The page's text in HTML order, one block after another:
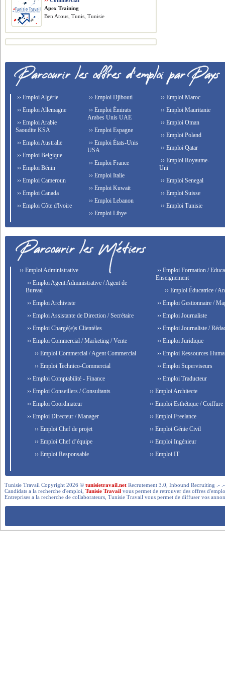
Apex Training
Ben Arous, Tunis, Tunisie
›› Emploi Algérie
›› Emploi Allemagne
›› Emploi Arabie
Saoudite KSA
›› Emploi Australie
›› Emploi Belgique
›› Emploi Bénin
›› Emploi Cameroun
›› Emploi Canada
›› Emploi Côte d'Ivoire
›› Emploi Djibouti
›› Emploi Émirats
Arabes Unis UAE
›› Emploi Espagne
›› Emploi États-Unis
USA
›› Emploi France
›› Emploi Italie
›› Emploi Kuwait
›› Emploi Lebanon
›› Emploi Libye
›› Emploi Maroc
›› Emploi Mauritanie
›› Emploi Oman
›› Emploi Poland
›› Emploi Qatar
›› Emploi Royaume-
Uni
›› Emploi Senegal
›› Emploi Suisse
›› Emploi Tunisie
›› Emploi Administrative
›› Emploi Agent Administrative / Agent de
Bureau
›› Emploi Archiviste
›› Emploi Assistante de Direction / Secrétaire
›› Emploi Chargé(e)s Clientèles
›› Emploi Commercial / Marketing / Vente
›› Emploi Commercial / Agent Commercial
›› Emploi Technico-Commercial
›› Emploi Comptabilité - Finance
›› Emploi Conseillers / Consultants
›› Emploi Coordinateur
›› Emploi Directeur / Manager
›› Emploi Chef de projet
›› Emploi Chef d’équipe
›› Emploi Responsable
›› Emploi Formation /
Enseignement
›› Emploi Éducatrice /
›› Emploi Gestionnaire /
›› Emploi Journaliste
›› Emploi Journaliste /
›› Emploi Juridique
›› Emploi Ressources
›› Emploi Superviseurs
›› Emploi Traducteur
›› Emploi Architecte
›› Emploi Esthétique / Coiffure
›› Emploi Freelance
›› Emploi Génie Civil
›› Emploi Ingénieur
›› Emploi IT
Tunisie Travail Copyright 2026 ©tunisietravail.net Recrutement 3.0, Inbound Recruiting .-
Candidats a la recherche d'emploi,Tunisie Travail vous permet de retrouver des offres
Entreprises a la recherche de collaborateurs, Tunisie Travail vous permet de diffuser vos